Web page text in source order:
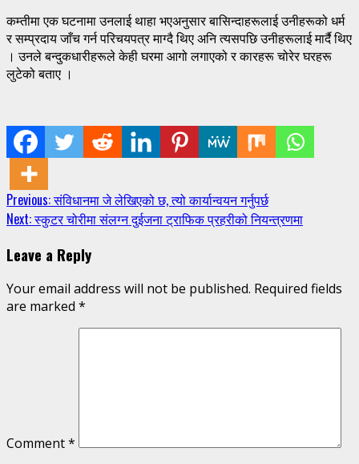
कम्तीमा एक घटनामा उनलाई थाहा भएअनुसार बासिन्दाहरूलाई उनीहरूको धर्म
र सम्प्रदाय जाँच गर्न परिचयपत्र माग्दै थिए अनि त्यसपछि उनीहरूलाई मार्दै थिए
। उनले बन्दुकधारीहरूले केही घरमा आगो लगाएको र कारहरू चोरेर घरहरू
लुटेको बताए ।
Continue
Reading
Previous:संविधानमा जे लेखिएको छ, त्यो कार्यान्वयन गर्नुपर्छ
Next:स्कुटर चोरीमा संलग्न दुईजना ट्राफिक प्रहरीको नियन्त्रणमा
Leave a Reply
Your email address will not be published. Required fields
are marked *
Comment*